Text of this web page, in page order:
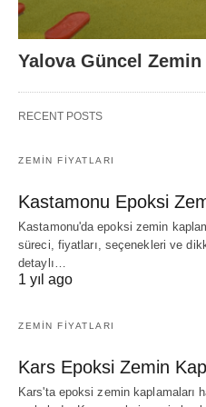
Yalova Güncel
RECENT POSTS
ZEMIN FIYATLARI
Kastamonu Epoksi
Kastamonu'da epoksi zemin
süreci, fiyatları, seçenekleri ve
detaylı…
1 yıl ago
ZEMIN FIYATLARI
Kars Epoksi Zemin
Kars'ta epoksi zemin kaplamaları